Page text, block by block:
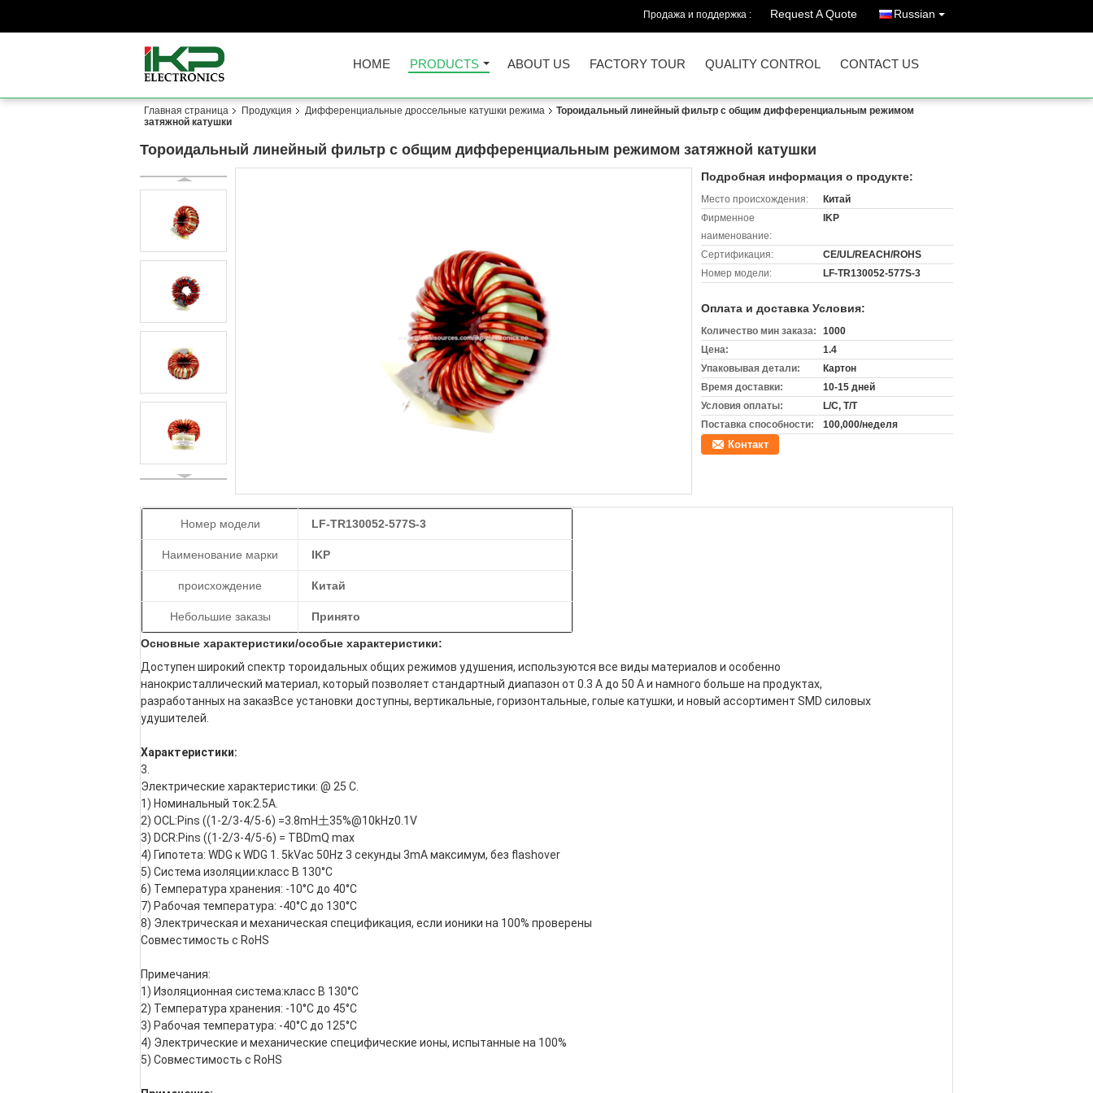
Продажа и поддержка : Request A Quote Russian
HOME PRODUCTS ABOUT US FACTORY TOUR QUALITY CONTROL CONTACT US
Главная страница Продукция Дифференциальные дроссельные катушки режима
Тороидальный линейный фильтр с общим дифференциальным режимом
затяжной катушки
Тороидальный линейный фильтр с общим дифференциальным режимом затяжной катушки
Подробная информация о продукте:
Место происхождения:
Китай
Фирменное
наименование:
IKP
Сертификация:
CE/UL/REACH/ROHS
Номер модели:
LF-TR130052-577S-3
Оплата и доставка Условия:
Количество мин заказа:
1000
Цена:
1.4
Упаковывая детали:
Картон
Время доставки:
10-15 дней
Условия оплаты:
L/C, T/T
Поставка способности:
100,000/неделя
Контакт
Номер модели LF-TR130052-577S-3
Наименование марки IKP
происхождение Китай
Небольшие заказы Принято
Основные характеристики/особые характеристики:
Доступен широкий спектр тороидальных общих режимов удушения, используются все виды материалов и особенно
нанокристаллический материал, который позволяет стандартный диапазон от 0.3 А до 50 А и намного больше на продуктах,
разработанных на заказВсе установки доступны, вертикальные, горизонтальные, голые катушки, и новый ассортимент SMD силовых
удушителей.
Характеристики:
3.
Электрические характеристики: @ 25 C.
1) Номинальный ток:2.5А.
2) OCL:Pins ((1-2/3-4/5-6) =3.8mH土35%@10kHz0.1V
3) DCR:Pins ((1-2/3-4/5-6) = TBDmQ max
4) Гипотета: WDG к WDG 1. 5kVac 50Hz 3 секунды 3mA максимум, без flashover
5) Система изоляции:класс В 130°С
6) Температура хранения: -10°C до 40°C
7) Рабочая температура: -40°C до 130°C
8) Электрическая и механическая спецификация, если ионики на 100% проверены
Совместимость с RoHS
Примечания:
1) Изоляционная система:класс B 130°C
2) Температура хранения: -10°C до 45°C
3) Рабочая температура: -40°C до 125°C
4) Электрические и механические специфические ионы, испытанные на 100%
5) Совместимость с RoHS